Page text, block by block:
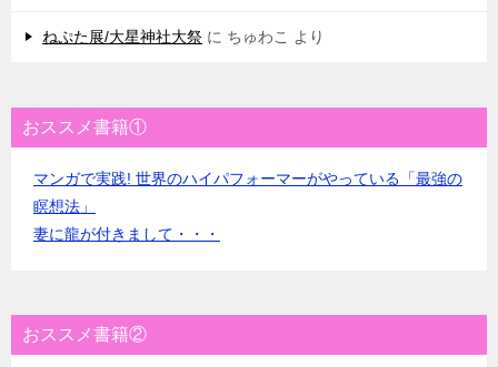
ねぷた展/大星神社大祭 に ちゅわこ より
おススメ書籍①
マンガで実践! 世界のハイパフォーマーがやっている「最強の
瞑想法」
妻に龍が付きまして・・・
おススメ書籍②